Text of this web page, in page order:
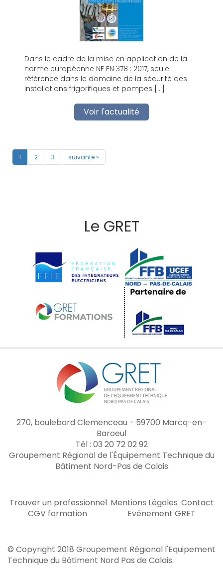
Dans le cadre de la mise en application de la
norme européenne NF EN 378 : 2017, seule
référence dans le domaine de la sécurité des
installations frigorifiques et pompes […]
Voir l'actualité
1 2 3 suivante »
Le GRET
270, boulebard Clemenceau - 59700 Marcq-en-
Baroeul
Tél : 03 20 72 02 92
Groupement Régional de l'Équipement Technique du
Bâtiment Nord-Pas de Calais
Trouver un professionnel Mentions Légales Contact
CGV formation
Evénement GRET
© Copyright 2018 Groupement Régional l'Equipement
Technique du Bâtiment Nord Pas de Calais.